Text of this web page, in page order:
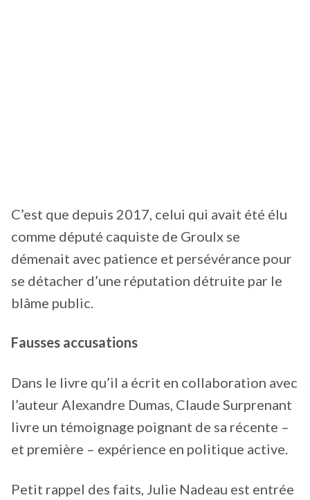
C’est que depuis 2017, celui qui avait été élu
comme député caquiste de Groulx se
démenait avec patience et persévérance pour
se détacher d’une réputation détruite par le
blâme public.
Fausses accusations
Dans le livre qu’il a écrit en collaboration avec
l’auteur Alexandre Dumas, Claude Surprenant
livre un témoignage poignant de sa récente –
et première – expérience en politique active.
Petit rappel des faits, Julie Nadeau est entrée